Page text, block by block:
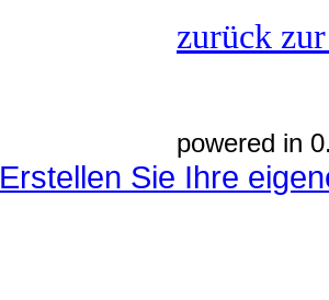
zurück
powered in
Erstellen Sie Ihre